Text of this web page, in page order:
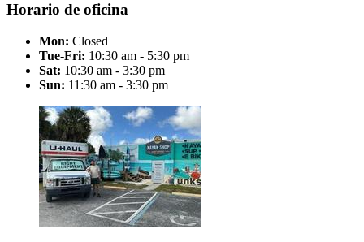
Horario de oficina
Mon: Closed
Tue-Fri: 10:30 am - 5:30 pm
Sat: 10:30 am - 3:30 pm
Sun: 11:30 am - 3:30 pm